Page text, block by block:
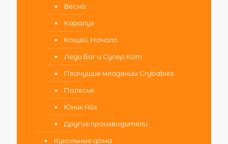
Весна
Карапуз
Кощей. Начало
Леди Баг и Супер Кот
Плачущие младенцы Crybabies
Полесье
Юник Айз
Другие производители
Кукольные дома